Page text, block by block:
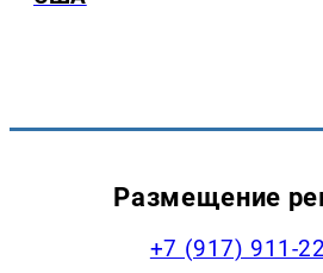
Размещение
+7 (917) 911-